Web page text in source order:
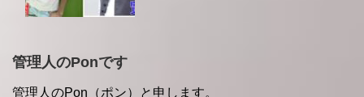
管理人のPonです
管理人のPon（ポン）と申します。